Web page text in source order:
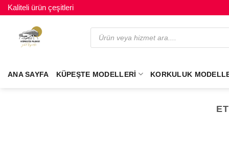
Kaliteli ürün çeşitleri
ANA SAYFA KÜPEŞTE MODELLERI KORKULUK